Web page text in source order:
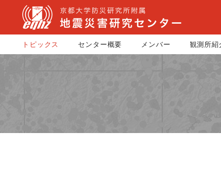
トピックス センター概要 メンバー 観測所紹